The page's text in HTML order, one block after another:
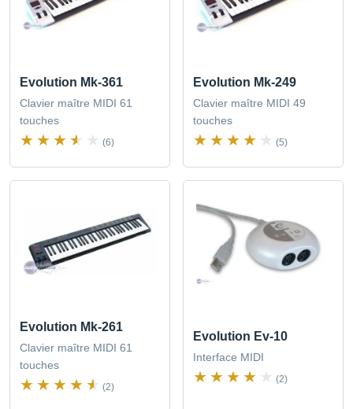
Evolution Mk-361
Clavier maître MIDI 61
touches
(6)
Evolution Mk-249
Clavier maître MIDI 49
touches
(5)
Evolution Mk-261
Clavier maître MIDI 61
touches
(2)
Evolution Ev-10
Interface MIDI
(2)